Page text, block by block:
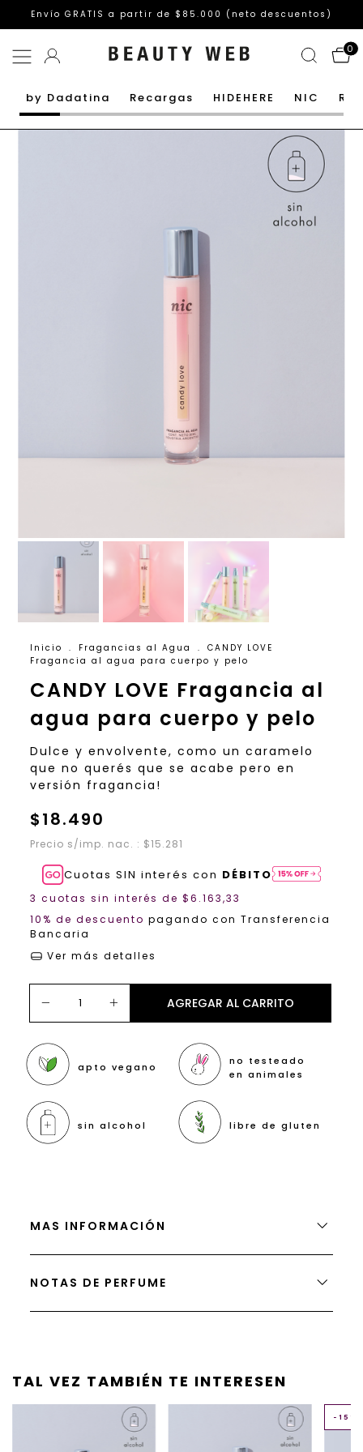
Envío GRATIS a partir de $85.000 (neto descuentos)
0
by Dadatina Recargas HIDEHERE NIC
Inicio . Fragancias al Agua .
CANDY LOVE
Fragancia al agua para cuerpo y pelo
CANDY LOVE Fragancia al
agua para cuerpo y pelo
Dulce y envolvente, como un caramelo
que no querés que se acabe pero en
versión fragancia!
$18.490
Precio s/imp. nac. : $15.281
Cuotas SIN interés con DÉBITO
3 cuotas sin interés de$6.163,33
10% de descuento pagando con Transferencia
Bancaria
Ver más detalles
apto vegano
no testeado
en animales
sin alcohol libre de gluten
MAS INFORMACIÓN
NOTAS DE PERFUME
TAL VEZ TAMBIÉN TE INTERESEN
- 15 %